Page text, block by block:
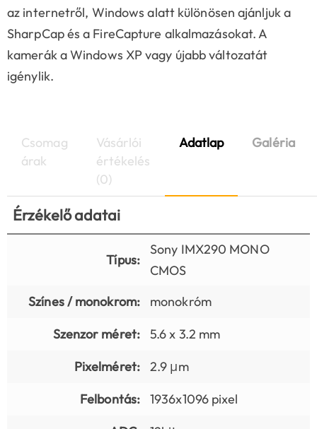
az internetről, Windows alatt különösen ajánljuk a
SharpCap és a FireCapture alkalmazásokat. A
kamerák a Windows XP vagy újabb változatát
igénylik.
Csomag
árak
Vásárlói
értékelés
(0)
Adatlap Galéria
Érzékelő adatai
Típus:
Sony IMX290 MONO
CMOS
Színes / monokrom:
monokróm
Szenzor méret:
5.6 x 3.2 mm
Pixelméret:
2.9 μm
Felbontás:
1936x1096 pixel